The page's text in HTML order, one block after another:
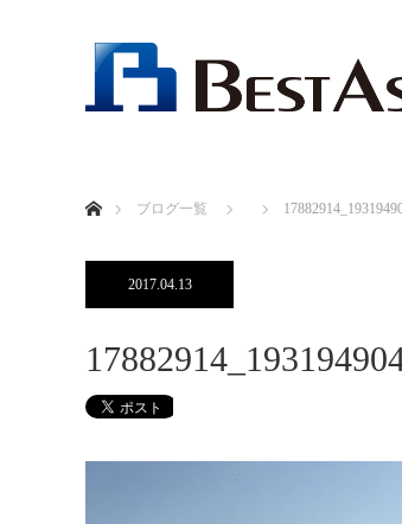
ブログ一覧
2017.04.13